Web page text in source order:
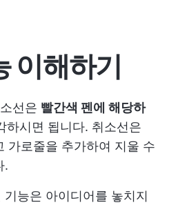
이해하기
선은 빨간색 펜에 해당하
하시면 됩니다. 취소선은
가로줄을 추가하여 지울 수
.
능은 아이디어를 놓치지